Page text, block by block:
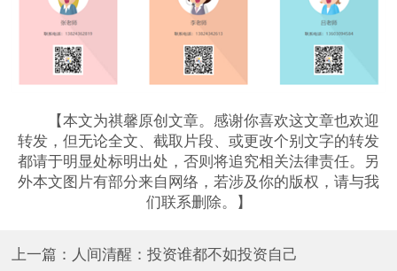
【本文为祺馨原创文章。感谢你喜欢这文章也欢迎
转发，但无论全文、截取片段、或更改个别文字的转发
都请于明显处标明出处，否则将追究相关法律责任。另
外本文图片有部分来自网络，若涉及你的版权，请与我
们联系删除。】
上一篇：人间清醒：投资谁都不如投资自己